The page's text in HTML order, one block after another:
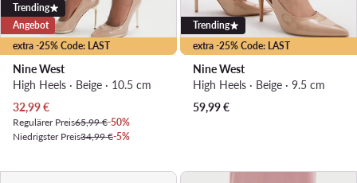
extra -25% Code: LAST
Trending
Angebot
Nine West
High Heels · Beige · 10.5 cm
Aktueller Preis
32,99€
Regulärer Preis65,99 €-50%
Niedrigster Preis34,99 €-5%
extra -25% Code: LAST
Trending
Nine West
High Heels · Beige · 9.5 cm
59,99€